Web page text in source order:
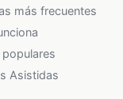
más frecuentes
Asistidas